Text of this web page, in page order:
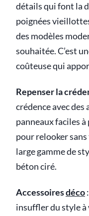
détails qui font la
poignées
des modèles
souhaitée. C’est
coûteuse qui
Repenser la
crédence avec
panneaux faciles
pour relooker
large gamme de
béton ciré.
Accessoiresdéco
insuffler du style à